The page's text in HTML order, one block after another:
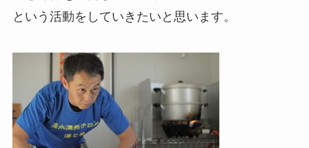
という活動をしていきたいと思います。